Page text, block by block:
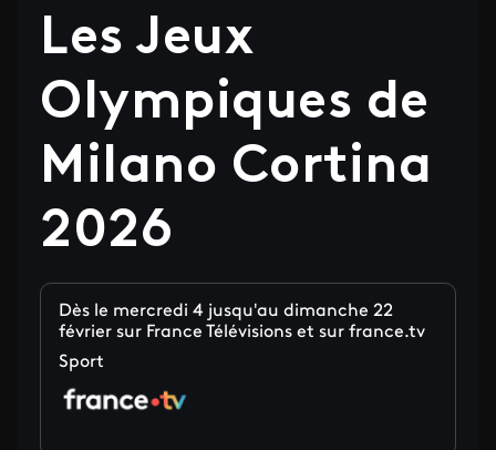
Les Jeux
Olympiques de
Milano Cortina
2026
Dès le mercredi 4 jusqu'au dimanche 22
février sur France Télévisions et sur france.tv
Sport